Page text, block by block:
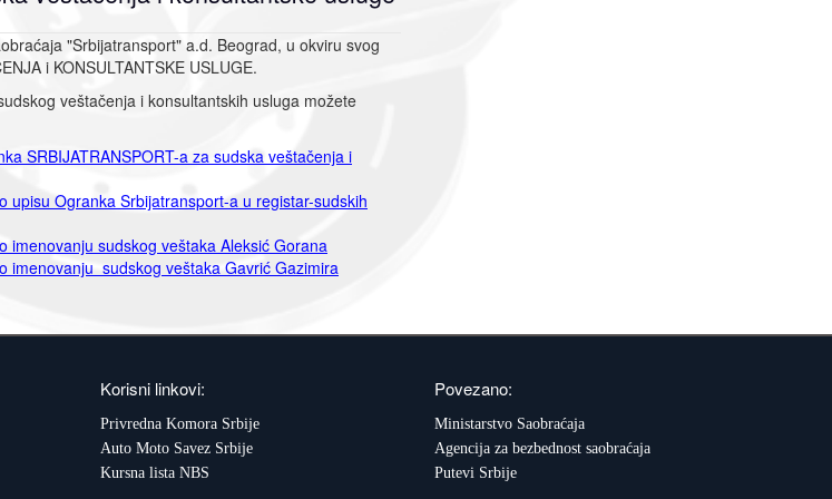
"Srbijatransport" a.d. Beograd, u okviru svog
i KONSULTANTSKE USLUGE.
veštačenja i konsultantskih usluga možete
SRBIJATRANSPORT-a za sudska veštačenja i
upisu Ogranka Srbijatransport-a u registar-sudskih
imenovanju sudskog veštaka Aleksić Gorana
imenovanju sudskog veštaka Gavrić Gazimira
Korisni linkovi:
Privredna Komora Srbije
Auto Moto Savez Srbije
Kursna lista NBS
Povezano:
Ministarstvo Saobraćaja
Agencija za bezbednost saobraćaja
Putevi Srbije